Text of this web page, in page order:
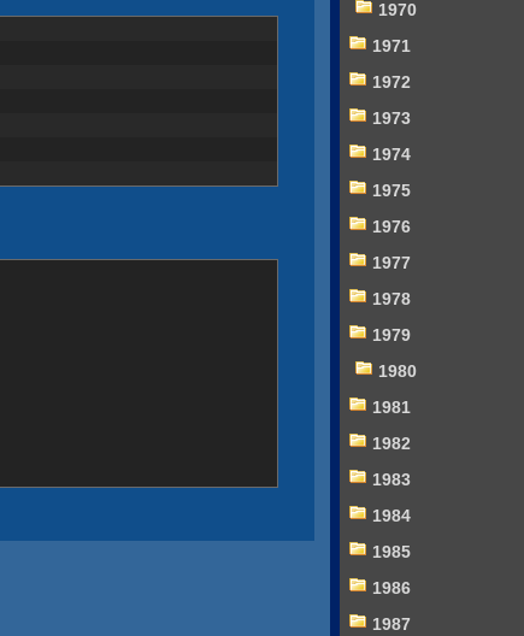
1970
1971
1972
1973
1974
1975
1976
1977
1978
1979
1980
1981
1982
1983
1984
1985
1986
1987